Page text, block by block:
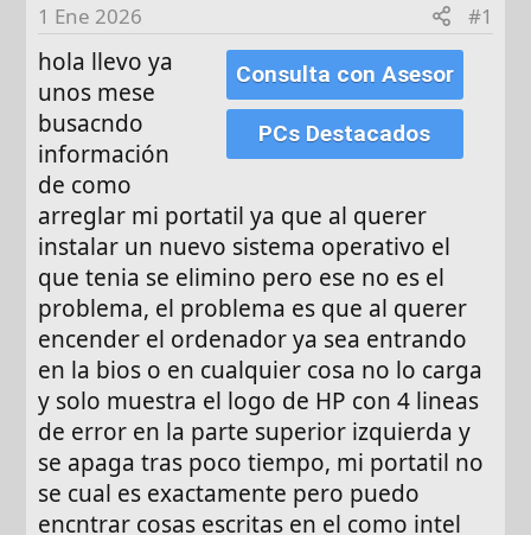
e
i
t
a
s
1 Ene 2026 #1
Consulta con Asesor
PCs Destacados
hola llevo ya
unos mese
busacndo
información
de como
arreglar mi portatil ya que al querer
instalar un nuevo sistema operativo el
que tenia se elimino pero ese no es el
problema, el problema es que al querer
encender el ordenador ya sea entrando
en la bios o en cualquier cosa no lo carga
y solo muestra el logo de HP con 4 lineas
de error en la parte superior izquierda y
se apaga tras poco tiempo, mi portatil no
se cual es exactamente pero puedo
encntrar cosas escritas en el como intel